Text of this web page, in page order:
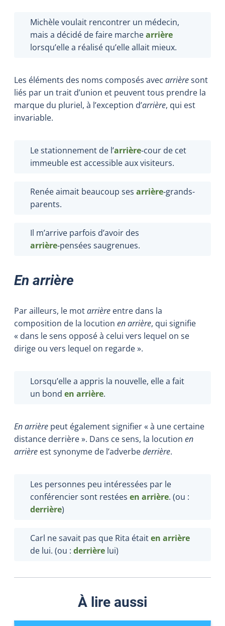
Michèle voulait rencontrer un médecin,
mais a décidé de faire marchearrière
lorsqu’elle a réalisé qu’elle allait mieux.
Les éléments des noms composés avec arrièresont
liés par un trait d’union et peuvent tous prendre la
marque du pluriel, à l’exception d’arrière, qui est
invariable.
Le stationnement de l’arrière‑cour de cet
immeuble est accessible aux visiteurs.
Renée aimait beaucoup ses arrière‑grands-
parents.
Il m’arrive parfois d’avoir des
arrière‑pensées saugrenues.
En arrière
Par ailleurs, le motarrière entre dans la
composition de la locution en arrière, qui signifie
« dans le sens opposé à celui vers lequel on se
dirige ou vers lequel on regarde ».
Lorsqu’elle a appris la nouvelle, elle a fait
un bond en arrière.
En arrière peut également signifier « à une certaine
distance derrière ». Dans ce sens, la locution en
arrière est synonyme de l’adverbederrière.
Les personnes peu intéressées par le
conférencier sont restées en arrière. (ou :
derrière)
Carl ne savait pas que Rita étaiten arrière
de lui. (ou : derrière lui)
À lire aussi